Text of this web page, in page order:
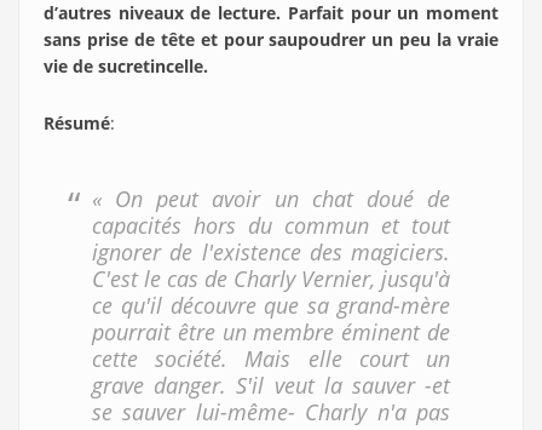
d’autres niveaux de lecture. Parfait pour un moment
sans prise de tête et pour saupoudrer un peu la vraie
vie de sucretincelle.
Résumé:
« On peut avoir un chat doué de
capacités hors du commun et tout
ignorer de l'existence des magiciers.
C'est le cas de Charly Vernier, jusqu'à
ce qu'il découvre que sa grand-mère
pourrait être un membre éminent de
cette société. Mais elle court un
grave danger. S'il veut la sauver -et
se sauver lui-même- Charly n'a pas